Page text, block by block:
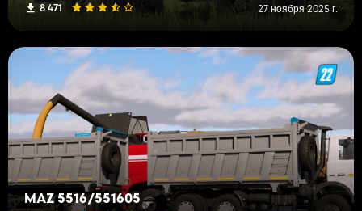
8 471 27 ноября 2025 г.
MAZ 5516/551605